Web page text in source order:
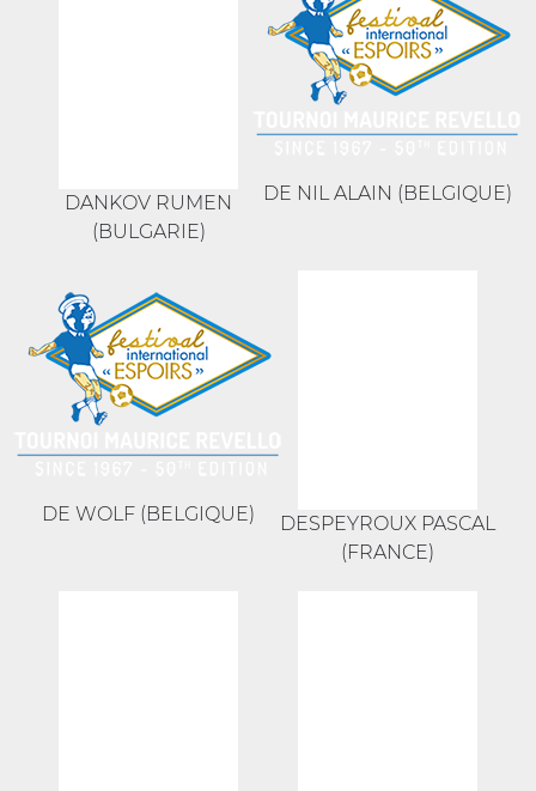
DANKOV RUMEN
(BULGARIE)
DE NIL ALAIN (BELGIQUE)
DE WOLF (BELGIQUE)
DESPEYROUX PASCAL
(FRANCE)